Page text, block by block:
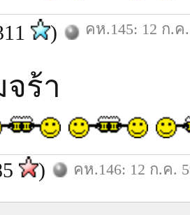
) คห.145: 12 ก.ค
ร้า
) คห.146: 12 ก.ค.